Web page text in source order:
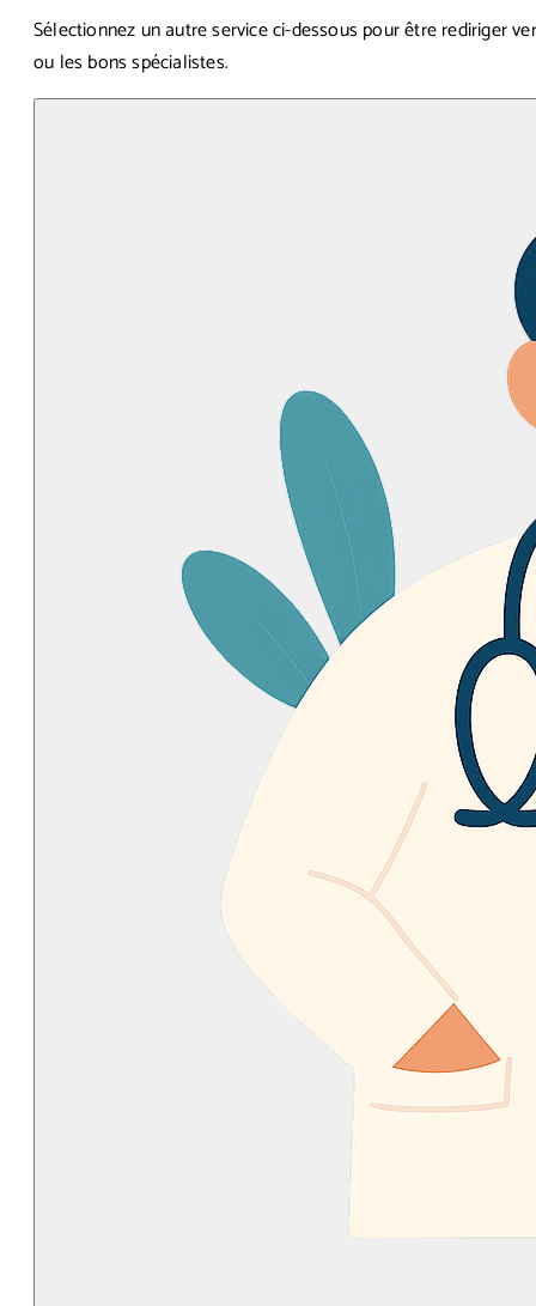
Sélectionnez un autre service ci-dessous pour être rediriger
ou les bons spécialistes.